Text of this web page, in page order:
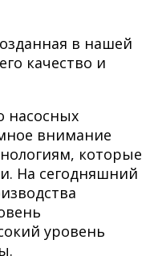
в нашей
качество и
насосных
внимание
которые
На сегодняшний
уровень